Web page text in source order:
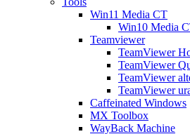
Win11 Media CT
Win10 Media
Teamviewer
TeamViewer
TeamViewer
TeamViewer
TeamViewer
Caffeinated Windows
MX Toolbox
WayBack Machine